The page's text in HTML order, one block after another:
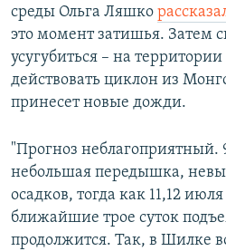
среды Ольга Ляшко
это момент затишья. Затем
усугубиться – на
действовать циклон из
принесет новые дожди.
"Прогноз неблагоприятный.
небольшая передышка,
осадков, тогда как 11,12
ближайшие трое суток
продолжится. Так, в Шилке